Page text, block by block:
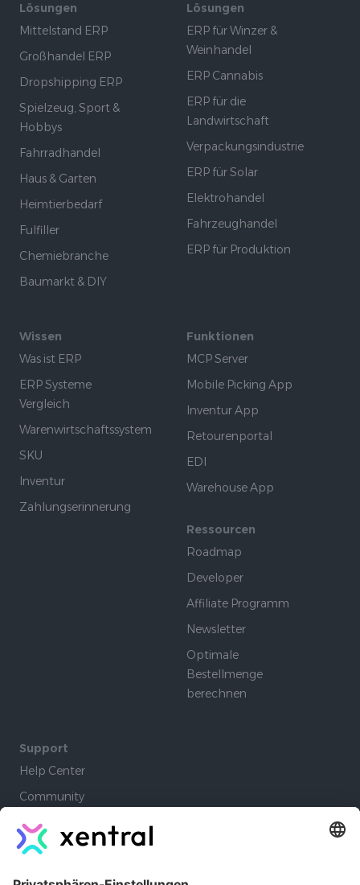
Lösungen
Mittelstand ERP
Großhandel ERP
Dropshipping ERP
Spielzeug, Sport &
Hobbys
Fahrradhandel
Haus & Garten
Heimtierbedarf
Fulfiller
Chemiebranche
Baumarkt & DIY
Lösungen
ERP für Winzer &
Weinhandel
ERP Cannabis
ERP für die
Landwirtschaft
Verpackungsindustrie
ERP für Solar
Elektrohandel
Fahrzeughandel
ERP für Produktion
Wissen
Was ist ERP
ERP Systeme
Vergleich
Warenwirtschaftssystem
SKU
Inventur
Zahlungserinnerung
Funktionen
MCP Server
Mobile Picking App
Inventur App
Retourenportal
EDI
Warehouse App
Ressourcen
Roadmap
Developer
Affiliate Programm
Newsletter
Optimale
Bestellmenge
berechnen
Support
Help Center
Community
Academy
Lernpfade